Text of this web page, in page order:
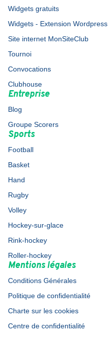
Widgets gratuits
Widgets - Extension Wordpress
Site internet MonSiteClub
Tournoi
Convocations
Clubhouse
Entreprise
Blog
Groupe Scorers
Sports
Football
Basket
Hand
Rugby
Volley
Hockey-sur-glace
Rink-hockey
Roller-hockey
Mentions légales
Conditions Générales
Politique de confidentialité
Charte sur les cookies
Centre de confidentialité